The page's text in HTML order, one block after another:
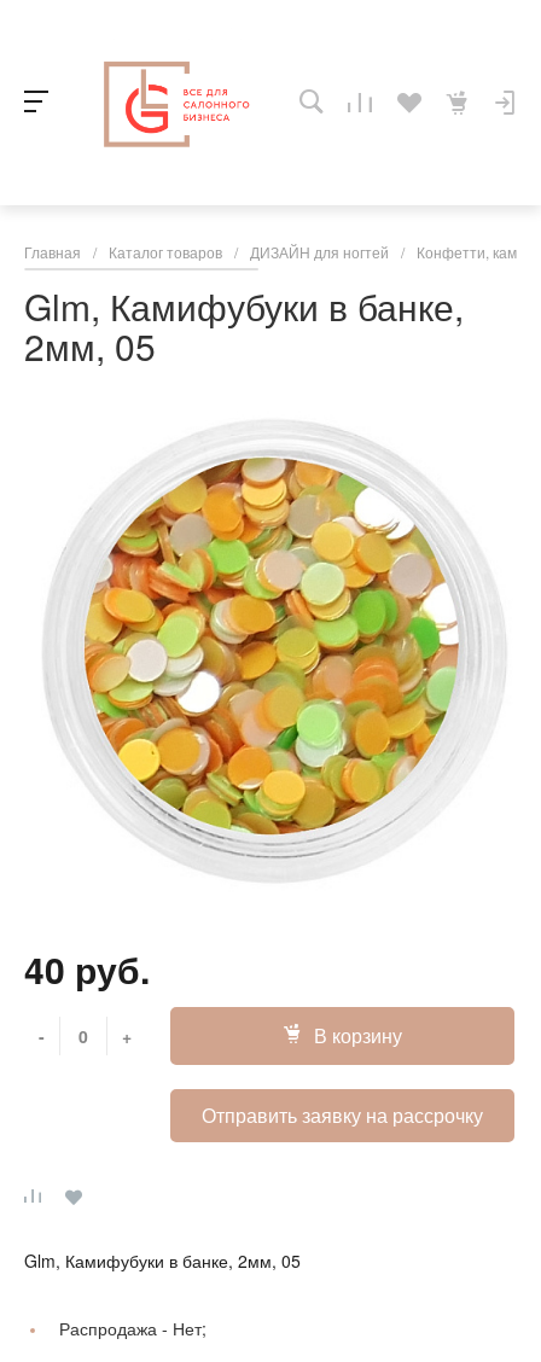
Главная / Каталог товаров / ДИЗАЙН для ногтей / Конфетти,
Glm, Камифубуки в банке,
2мм, 05
40 руб.
- + В корзину
Отправить заявку на рассрочку
Glm, Камифубуки в банке, 2мм, 05
Распродажа - Нет;